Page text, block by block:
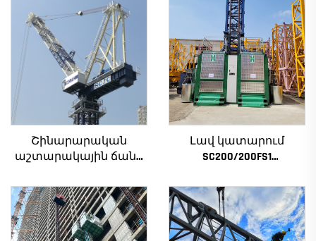
Շինարարական
աշտարակային ճանկ
բեռնամբարի
հզորությամբ, նոր
ատամնանիվի արկղ,
ատամնանիվի շարժիչ,
Լավ կատարում
SC200/200FS1
տանիք շենքի
ճակատի և վերելակի
սանդղակի համար
Ալժիրի համար